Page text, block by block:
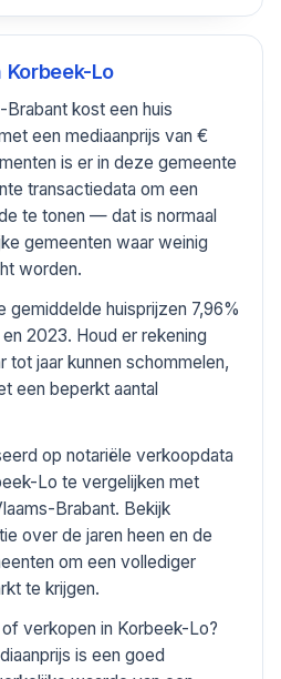
Korbeek-Lo
Brabant kost een huis
een mediaanprijs van €
is er in deze gemeente
transactiedata om een
te tonen — dat is normaal
gemeenten waar weinig
worden.
gemiddelde huisprijzen 7,96%
2023. Houd er rekening
tot jaar kunnen schommelen,
een beperkt aantal
op notariële verkoopdata
Lo te vergelijken met
Brabant. Bekijk
over de jaren heen en de
om een vollediger
te krijgen.
verkopen in Korbeek-Lo?
is een goed